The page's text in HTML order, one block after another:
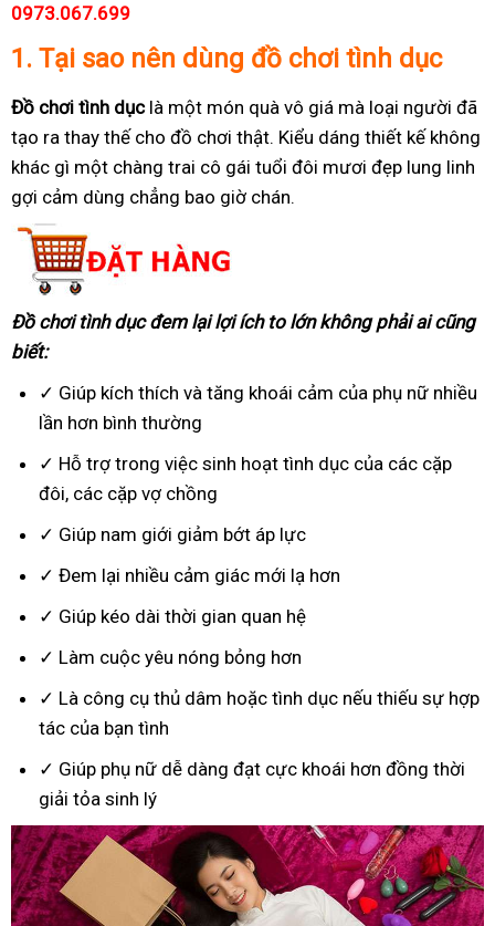
0973.067.699
1. Tại sao nên dùng đồ chơi tình dục
Đồ chơi tình dụclà một món quà vô giá mà loại người đã
tạo ra thay thế cho đồ chơi thật. Kiểu dáng thiết kế không
khác gì một chàng trai cô gái tuổi đôi mươi đẹp lung linh
gợi cảm dùng chẳng bao giờ chán.
Đồ chơi tình dục đem lại lợi ích to lớn không phải ai cũng
biết:
✓ Giúp kích thích và tăng khoái cảm của phụ nữ nhiều
lần hơn bình thường
✓ Hỗ trợ trong việc sinh hoạt tình dục của các cặp
đôi, các cặp vợ chồng
✓ Giúp nam giới giảm bớt áp lực
✓ Đem lại nhiều cảm giác mới lạ hơn
✓ Giúp kéo dài thời gian quan hệ
✓ Làm cuộc yêu nóng bỏng hơn
✓ Là công cụ thủ dâm hoặc tình dục nếu thiếu sự hợp
tác của bạn tình
✓ Giúp phụ nữ dễ dàng đạt cực khoái hơn đồng thời
giải tỏa sinh lý